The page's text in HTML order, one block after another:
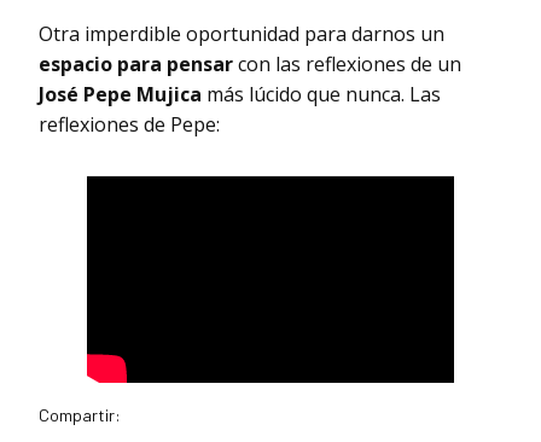
Otra imperdible oportunidad para darnos un
espacio para pensarcon las reflexiones de un
José Pepe Mujica más lúcido que nunca. Las
reflexiones de Pepe:
Compartir: